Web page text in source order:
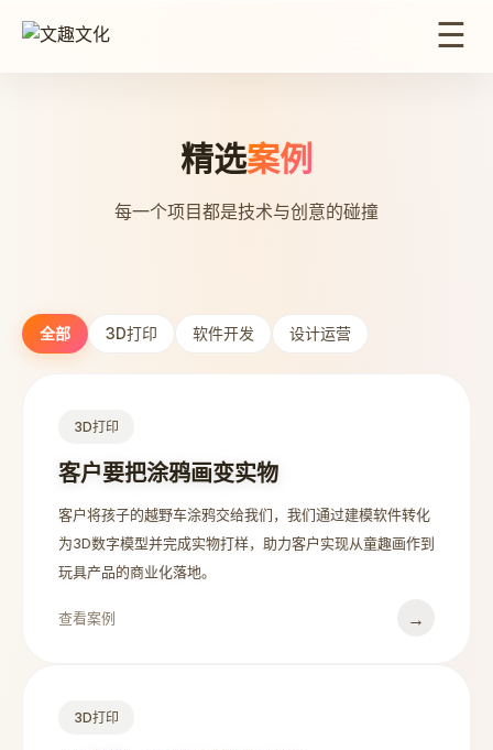
☰
精选案例
每一个项目都是技术与创意的碰撞
全部 3D打印 软件开发 设计运营
3D打印
客户要把涂鸦画变实物
客户将孩子的越野车涂鸦交给我们，我们通过建模软件转化
为3D数字模型并完成实物打样，助力客户实现从童趣画作到
玩具产品的商业化落地。
查看案例 →
3D打印